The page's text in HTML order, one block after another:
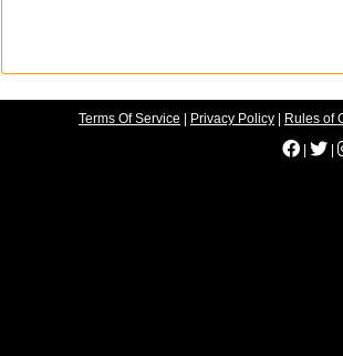
Terms Of Service Privacy Policy
Rules of